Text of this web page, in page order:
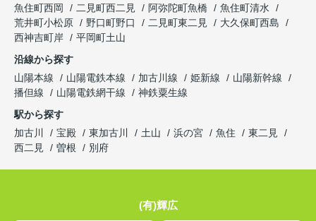
魚住町西岡
二見町西二見 阿弥陀町魚橋
魚住町清水
荒井町小松原
野口町野口 二見町東二見
大久保町西島
西神吉町岸
平岡町土山
沿線から探す
山陽本線
山陽電鉄本線 加古川線 姫新線
山陽新幹線
播但線
山陽電鉄網干線
神鉄粟生線
駅から探す
加古川
宝殿 東加古川 土山 浜の宮 魚住
東二見
西二見
曽根 別府
(有)輝広